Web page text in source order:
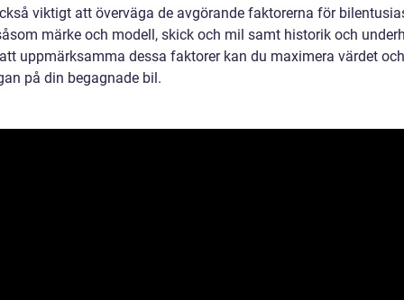
viktigt att överväga de avgörande faktorerna för
märke och modell, skick och mil samt historik och
uppmärksamma dessa faktorer kan du maximera värdet och
på din begagnade bil.